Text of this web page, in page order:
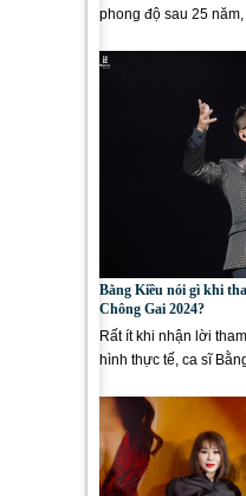
phong độ sau 25
Bằng Kiều nói gì khi
Chông Gai 2024?
Rất ít khi nhận lời
hình thực tế, ca sĩ